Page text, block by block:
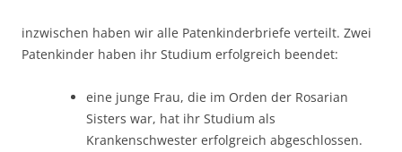
inzwischen haben wir alle Patenkinderbriefe verteilt. Zwei
Patenkinder haben ihr Studium erfolgreich beendet:
eine junge Frau, die im Orden der Rosarian
Sisters war, hat ihr Studium als
Krankenschwester erfolgreich abgeschlossen.